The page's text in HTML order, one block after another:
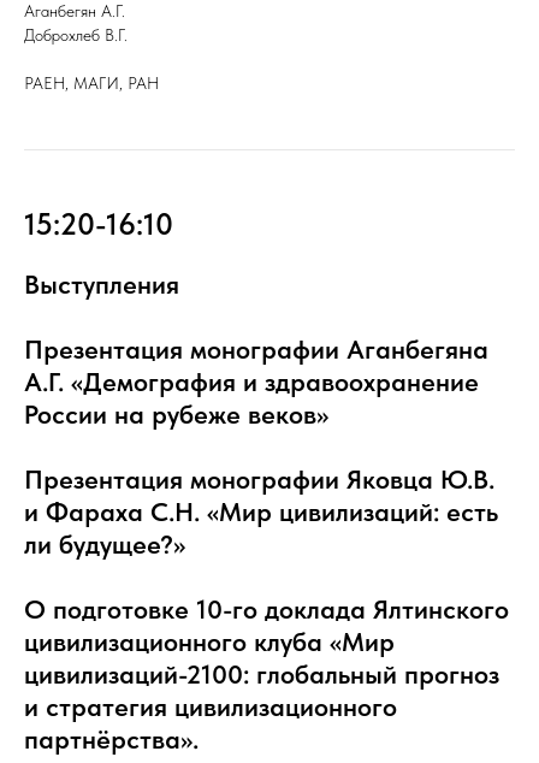
Аганбегян А.Г.
Доброхлеб В.Г.
РАЕН, МАГИ, РАН
15:20-16:10
Выступления
Презентация монографии Аганбегяна
А.Г. «Демография и здравоохранение
России на рубеже веков»
Презентация монографии Яковца Ю.В.
и Фараха С.Н. «Мир цивилизаций: есть
ли будущее?»
О подготовке 10-го доклада Ялтинского
цивилизационного клуба «Мир
цивилизаций-2100: глобальный прогноз
и стратегия цивилизационного
партнёрства».